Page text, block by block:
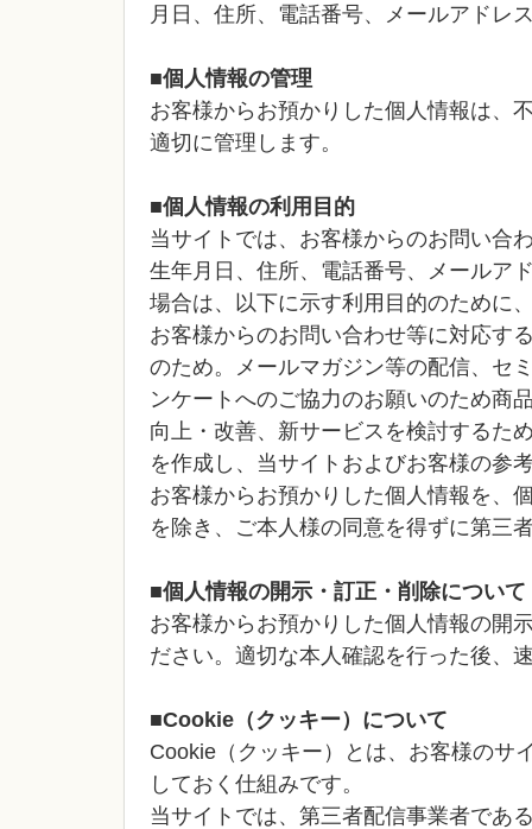
月日、住所、電話番号、メールアドレ
■個人情報の管理
お客様からお預かりした個人情報は、
適切に管理します。
■個人情報の利用目的
当サイトでは、お客様からのお問い合
生年月日、住所、電話番号、メールア
場合は、以下に示す利用目的のために
お客様からのお問い合わせ等に対応す
のため。メールマガジン等の配信、セ
ンケートへのご協力のお願いのため商
向上・改善、新サービスを検討するた
を作成し、当サイトおよびお客様の参
お客様からお預かりした個人情報を、
を除き、ご本人様の同意を得ずに第三
■個人情報の開示・訂正・削除について
お客様からお預かりした個人情報の開
ださい。適切な本人確認を行った後、
■Cookie（クッキー）について
Cookie（クッキー）とは、お客様のサ
しておく仕組みです。
当サイトでは、第三者配信事業者であ